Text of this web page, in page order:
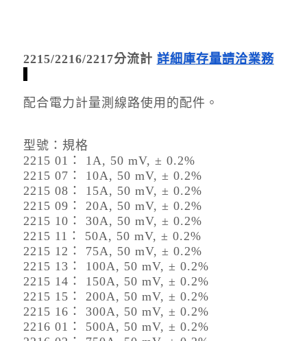
2215/2216/2217分流計 詳細庫存量請洽業務
配合電力計量測線路使用的配件。
型號：規格
2215 01： 1A, 50 mV, ± 0.2%
2215 07： 10A, 50 mV, ± 0.2%
2215 08： 15A, 50 mV, ± 0.2%
2215 09： 20A, 50 mV, ± 0.2%
2215 10： 30A, 50 mV, ± 0.2%
2215 11： 50A, 50 mV, ± 0.2%
2215 12： 75A, 50 mV, ± 0.2%
2215 13： 100A, 50 mV, ± 0.2%
2215 14： 150A, 50 mV, ± 0.2%
2215 15： 200A, 50 mV, ± 0.2%
2215 16： 300A, 50 mV, ± 0.2%
2216 01： 500A, 50 mV, ± 0.2%